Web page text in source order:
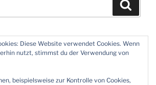
Diese Website verwendet Cookies. Wenn
nutzt, stimmst du der Verwendung von
beispielsweise zur Kontrolle von Cookies,